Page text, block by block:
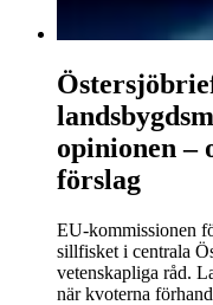
opinionen –
förslag
EU-kommissionen
sillfisket i centrala
vetenskapliga råd.
när kvoterna